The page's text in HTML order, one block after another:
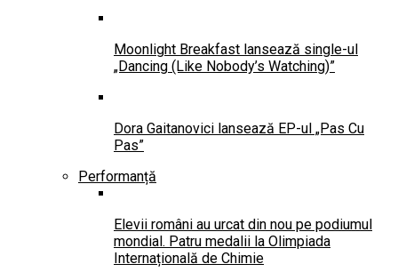
Moonlight Breakfast lansează single-ul
„Dancing (Like Nobody’s Watching)”
Dora Gaitanovici lansează EP-ul „Pas Cu
Pas”
Performanță
Elevii români au urcat din nou pe podiumul
mondial. Patru medalii la Olimpiada
Internațională de Chimie